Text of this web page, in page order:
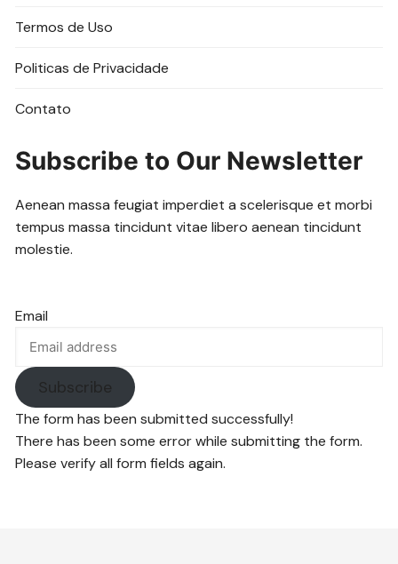
Termos de Uso
Politicas de Privacidade
Contato
Subscribe to Our Newsletter
Aenean massa feugiat imperdiet a scelerisque et morbi
tempus massa tincidunt vitae libero aenean tincidunt
molestie.
Email
Subscribe
The form has been submitted successfully!
There has been some error while submitting the form.
Please verify all form fields again.